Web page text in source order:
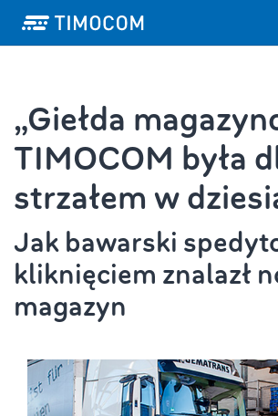
„Giełda
TIMOCOM była
strzałem w
Jak bawarski
kliknięciem znalazł
magazyn